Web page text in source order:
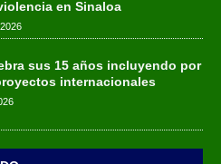
en Sinaloa
sus 15 años incluyendo por
internacionales